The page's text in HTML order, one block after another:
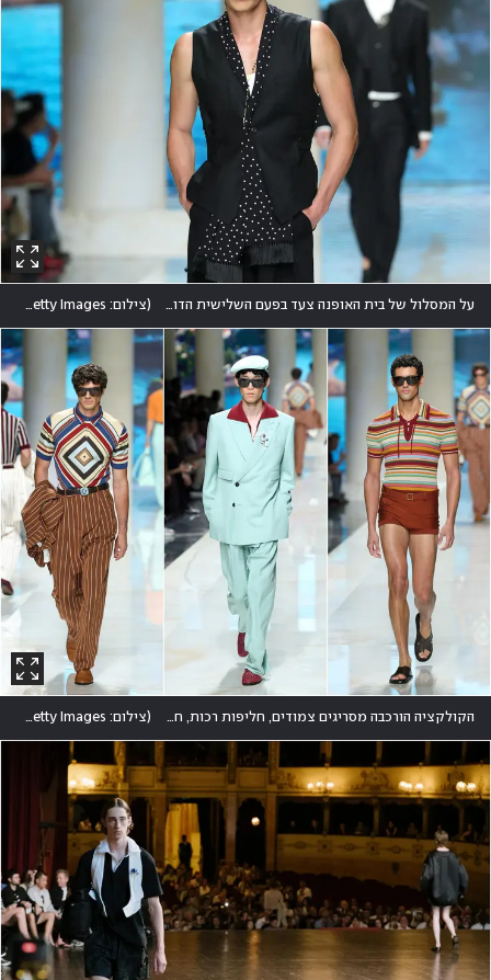
על המסלול של בית האופנה צעד בפעם השלישית הדוגמן והשחקן הישראלי יובל הראל, שמתחזק קריירה בינלאומית (צילום: Vittorio Zunino Celotto/Getty Images
הקולקציה הורכבה מסריגים צמודים, חליפות רכות, חולצות פתוחות ומכנסי פסים בצבעוניות שרפררה לשנות ה-70 (צילום: Vittorio Zunino Celotto/Getty Images